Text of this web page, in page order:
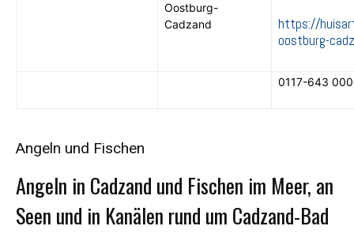
Oostburg-
Cadzand
https://
oostburg-
0117-643 000
Angeln und Fischen
Angeln in Cadzand und Fischen im Meer, an
Seen und in Kanälen rund um Cadzand-Bad